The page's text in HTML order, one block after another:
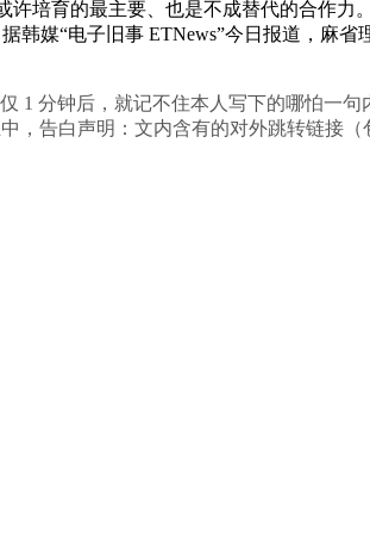
培育的最主要、也是不成替代的合作
韩媒“电子旧事 ETNews”今日报道，麻
分钟后，就记不住本人写下的哪怕一
，告白声明：文内含有的对外跳转链